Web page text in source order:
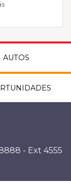
AUTOS
- Ext 4555